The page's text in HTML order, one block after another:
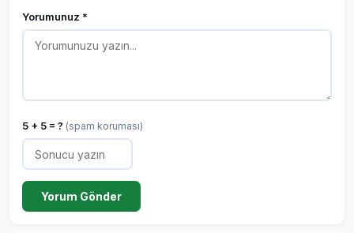
Yorumunuz *
5 + 5 = ? (spam koruması)
Yorum Gönder